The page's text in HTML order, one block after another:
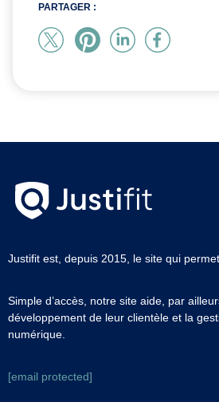
PARTAGER :
Justifit est, depuis 2015, le site qui
Simple d’accès, notre site aide, par
développement de leur clientèle et la
numérique.
[email protected]